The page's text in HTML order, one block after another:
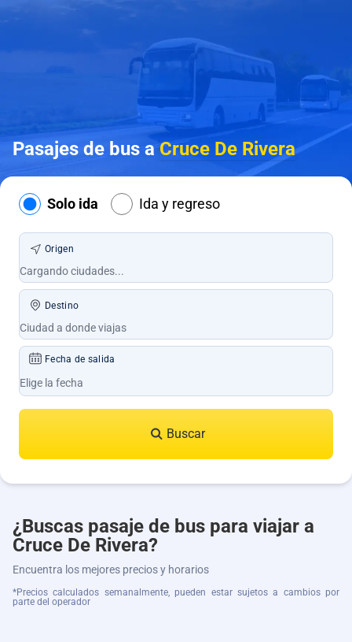
Pasajes de bus aCruce De Rivera
Solo ida Ida y regreso
Origen
Destino
Fecha de salida
Buscar
¿Buscas pasaje de bus para viajar a
Cruce De Rivera?
Encuentra los mejores precios y horarios
*Precios calculados semanalmente, pueden estar sujetos a cambios por
parte del operador